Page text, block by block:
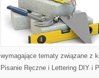
wymagające tematy związane z
Pisanie Ręczne i Lettering DIY i